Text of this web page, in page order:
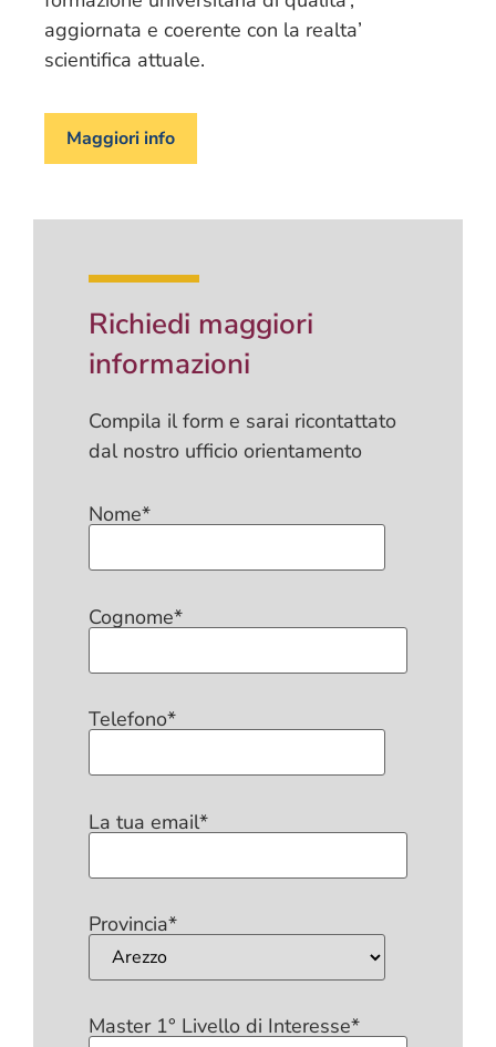
aggiornata e coerente con la realta’
scientifica attuale.
Maggiori info
Richiedi maggiori
informazioni
Compila il form e sarai ricontattato
dal nostro ufficio orientamento
Nome*
Cognome*
Telefono*
La tua email*
Provincia*
Master 1° Livello di Interesse*